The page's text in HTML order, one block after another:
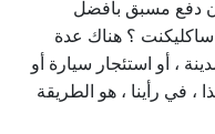
دفع مسبق بأفضل
ساكليكنت ؟ هناك عدة
، أو استئجار سيارة أو
في رأينا ، هو الطريقة